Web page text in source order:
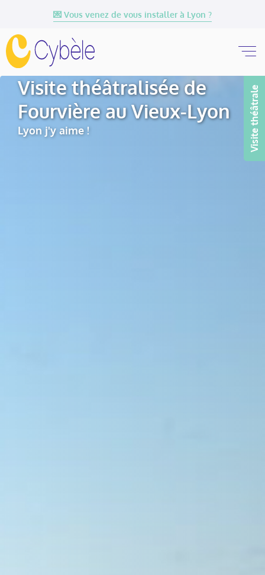
💌 Vous venez de vous installer à Lyon ?
Visite théâtralisée de
Fourvière au Vieux-Lyon
Lyon j'y aime ! Visite théâtrale